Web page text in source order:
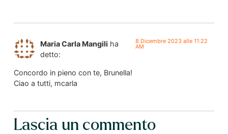
Maria Carla Mangili ha
detto:
8 Dicembre 2023 alle 11:22
AM
Concordo in pieno con te, Brunella!
Ciao a tutti, mcarla
Lascia un commento